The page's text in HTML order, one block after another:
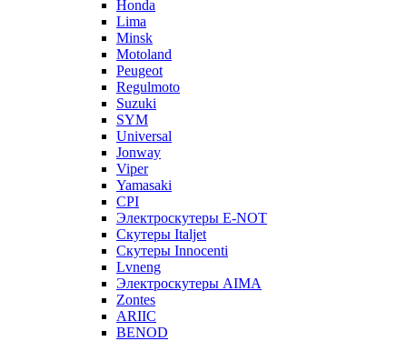
Honda
Lima
Minsk
Motoland
Peugeot
Regulmoto
Suzuki
SYM
Universal
Jonway
Viper
Yamasaki
CPI
Электроскутеры E-NOT
Скутеры Italjet
Скутеры Innocenti
Lvneng
Электроскутеры AIMA
Zontes
ARIIC
BENOD